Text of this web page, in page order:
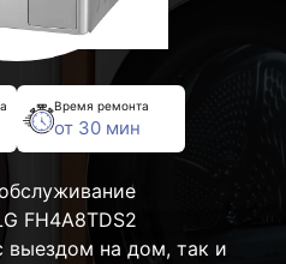
Время ремонта
от 30 мин
FH4A8TDS2
выездом на дом, так и